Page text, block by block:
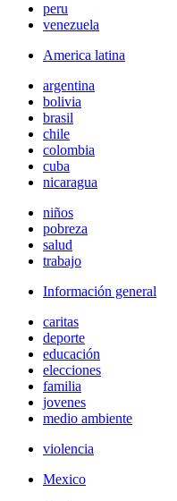
peru
venezuela
America latina
argentina
bolivia
brasil
chile
colombia
cuba
nicaragua
niños
pobreza
salud
trabajo
Información general
caritas
deporte
educación
elecciones
familia
jovenes
medio ambiente
violencia
Mexico